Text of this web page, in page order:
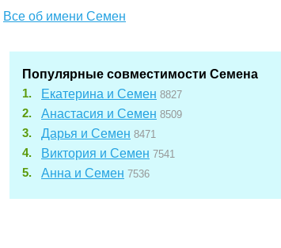
Все об имени Семен
Популярные совместимости Семена
Екатерина и Семен 8827
Анастасия и Семен 8509
Дарья и Семен 8471
Виктория и Семен 7541
Анна и Семен 7536